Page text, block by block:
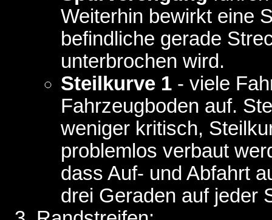
Weiterhin bewirkt eine
befindliche gerade
unterbrochen wird.
Steilkurve 1 - viele
Fahrzeugboden auf.
weniger kritisch,
problemlos verbaut
dass Auf- und Abfahrt
drei Geraden auf jeder